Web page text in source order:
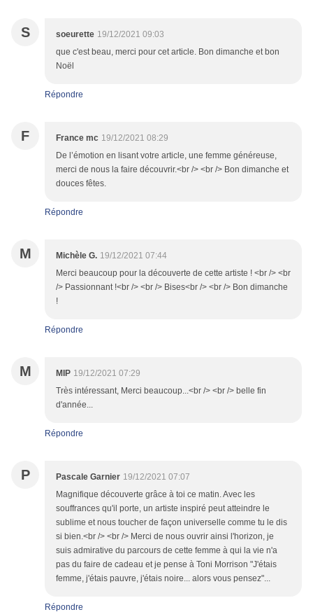
S soeurette 19/12/2021 09:03
que c'est beau, merci pour cet article. Bon dimanche et bon
Noël
Répondre
F France mc 19/12/2021 08:29
De l’émotion en lisant votre article, une femme généreuse,
merci de nous la faire découvrir.<br /> <br /> Bon dimanche et
douces fêtes.
Répondre
M Michèle G. 19/12/2021 07:44
Merci beaucoup pour la découverte de cette artiste ! <br /> <br
/> Passionnant !<br /> <br /> Bises<br /> <br /> Bon dimanche
!
Répondre
M MIP 19/12/2021 07:29
Très intéressant, Merci beaucoup...<br /> <br /> belle fin
d'année...
Répondre
P Pascale Garnier 19/12/2021 07:07
Magnifique découverte grâce à toi ce matin. Avec les
souffrances qu'il porte, un artiste inspiré peut atteindre le
sublime et nous toucher de façon universelle comme tu le dis
si bien.<br /> <br /> Merci de nous ouvrir ainsi l'horizon, je
suis admirative du parcours de cette femme à qui la vie n'a
pas du faire de cadeau et je pense à Toni Morrison "J'étais
femme, j'étais pauvre, j'étais noire... alors vous pensez"...
Répondre